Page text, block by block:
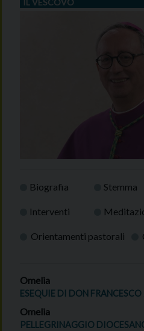
IL VESCOVO
Biografia Stemma
Interventi
Orientamenti pastorali
Omelia
ESEQUIE DI DON FRANCESCO
Omelia
PELLEGRINAGGIO